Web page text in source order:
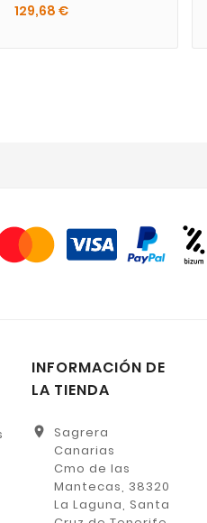
129,68 €
INFORMACIÓN DE
LA TIENDA
location_on
Sagrera
Canarias
Cmo de las
Mantecas, 38320
La Laguna, Santa